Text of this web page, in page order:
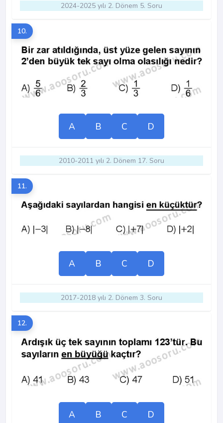
2024-2025 yılı 2. Dönem 5. Soru
10.
A B C D
2010-2011 yılı 2. Dönem 17. Soru
11.
A B C D
2017-2018 yılı 2. Dönem 3. Soru
12.
A B C D